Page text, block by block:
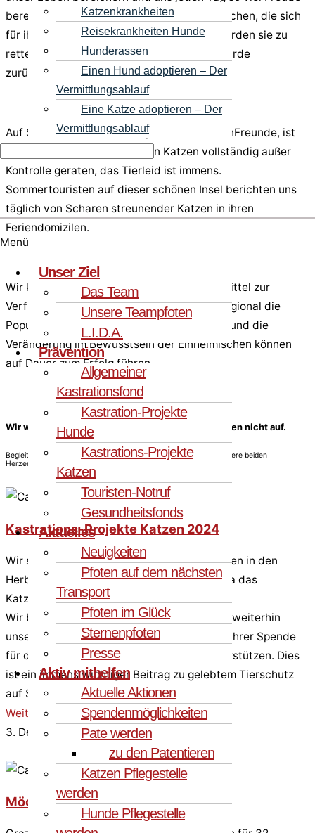
Katzenkrankheiten
Reisekrankheiten Hunde
Hunderassen
Einen Hund adoptieren – Der
Vermittlungsablauf
Eine Katze adoptieren – Der
Vermittlungsablauf
Menü
Unser Ziel
Das Team
Unsere Teampfoten
L.I.D.A.
Prävention
Allgemeiner
Kastrationsfond
Kastration-Projekte
Hunde
Kastrations-Projekte
Katzen
Touristen-Notruf
Gesundheitsfonds
Aktuelles
Neuigkeiten
Pfoten auf dem nächsten
Transport
Pfoten im Glück
Sternenpfoten
Presse
Aktiv mithelfen
Aktuelle Aktionen
Spendenmöglichkeiten
Pate werden
zu den Patentieren
Katzen Pflegestelle
werden
Hunde Pflegestelle
bereiten. Vor allem danken wir all den Menschen, die sich
für ihren Schutz einsetzen und nie müde werden sie zu
retten, gesund zu pflegen und ihnen ihre Würde
zurückgeben.
Auf Sardinien, dem Einsatzgebiet der PfotenFreunde, ist
die Situation der freilebenden Katzen vollständig außer
Kontrolle geraten, das Tierleid ist immens.
Sommertouristen auf dieser schönen Insel berichten uns
täglich von Scharen streunender Katzen in ihren
Feriendomizilen.
Wir können helfen, wenn wir ausreichend Mittel zur
Verfügung haben, um durch Kastrationen regional die
Populationen zu kontrollieren. Kastrationen und die
Veränderung im Bewusstsein der Einheimischen können
auf Dauer zum Erfolg führen.
Wir wissen, dies wird ein langer Weg, doch wir geben nicht auf.
Begleiten Sie uns auf unserem Weg und unterstützen Sie bitte unsere beiden
Herzensprojekte!
Kastrations-Projekte Katzen 2024
Wir starten mit aktuellen Kastrationsprojekten in den
Herbst, um insbesondere in der Region Olbia das
Katzenleid zu mindern.
Wir bitten Sie von ganzem Herzen, dass Sie weiterhin
unsere Präventionsarbeit auf Sardinien mit Ihrer Spende
für die Kastrationsprojekte der Katzen unterstützen. Dies
ist ein immens wichtiger Beitrag zu gelebtem Tierschutz
auf Sardinien.
Weiterlesen »
3. Dezember 2024Keine Kommentare
Möchtest Du mein Leben schützen?